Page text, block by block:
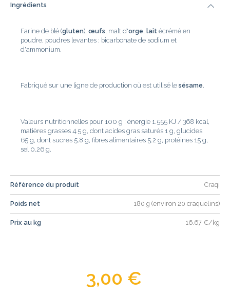
Ingrédients
Farine de blé (gluten), œufs, malt d'orge, lait écrémé en
poudre, poudres levantes : bicarbonate de sodium et
d'ammonium.
Fabriqué sur une ligne de production où est utilisé le sésame.
Valeurs nutritionnelles pour 100 g : énergie 1.555 KJ / 368 kcal,
matières grasses 4.5 g, dont acides gras saturés 1 g, glucides
65 g, dont sucres 5.8 g, fibres alimentaires 5.2 g, protéines 15 g,
sel 0.26 g.
Référence du produit Craqi
Poids net 180 g (environ 20 craquelins)
Prix au kg 16.67 €/kg
3,00 €